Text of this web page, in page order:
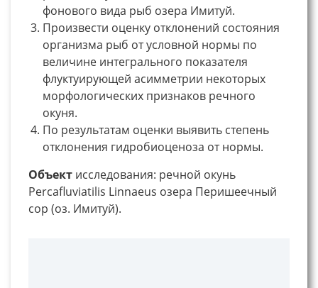
фонового вида рыб озера Имитуй.
Произвести оценку отклонений состояния
организма рыб от условной нормы по
величине интегрального показателя
флуктуирующей асимметрии некоторых
морфологических признаков речного
окуня.
По результатам оценки выявить степень
отклонения гидробиоценоза от нормы.
Объект исследования: речной окунь
Percafluviatilis Linnaeus озера Перишеечный
сор (оз. Имитуй).